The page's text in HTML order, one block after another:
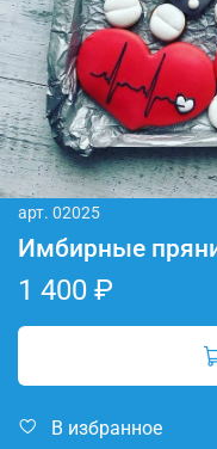
арт. 02025
Имбирные
1 400 ₽
В избранное